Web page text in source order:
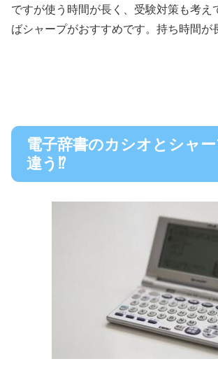
ですが使う時間が長く、受験対策も考え
ばシャープがおすすめです。持ち時間が
電子辞書のカシオとシャ
違う⁉